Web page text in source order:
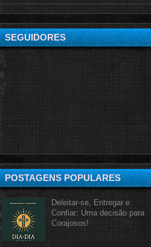
SEGUIDORES
POSTAGENS POPULARES
Deleitar-se, Entregar e
Confiar: Uma decisão para
Corajosos!